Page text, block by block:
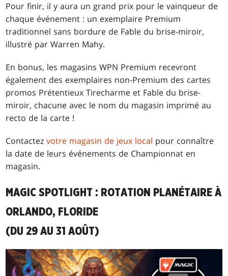
Pour finir, il y aura un grand prix pour le vainqueur de
chaque événement : un exemplaire Premium
traditionnel sans bordure de Fable du brise-miroir,
illustré par Warren Mahy.
En bonus, les magasins WPN Premium recevront
également des exemplaires non-Premium des cartes
promos Prétentieux Tirecharme et Fable du brise-
miroir, chacune avec le nom du magasin imprimé au
recto de la carte !
Contactezvotre magasin de jeux local pour connaître
la date de leurs événements de Championnat en
magasin.
MAGIC SPOTLIGHT : ROTATION PLANÉTAIRE À
ORLANDO, FLORIDE
(DU 29 AU 31 AOÛT)